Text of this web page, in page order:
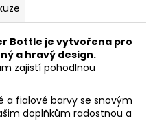
Bottle je vytvořena pro
a hravý design.
zajistí pohodlnou
a fialové barvy se snovým
doplňkům radostnou a